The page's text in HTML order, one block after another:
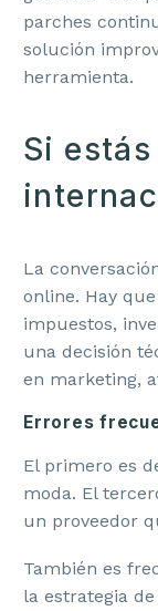
parches
solución
herramienta.
Si
La
online. Hay
impuestos,
una decisión
en marketing,
Errores
El primero es
moda. El
un proveedor
También es
la estrategia